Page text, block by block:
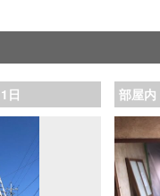
日 部屋